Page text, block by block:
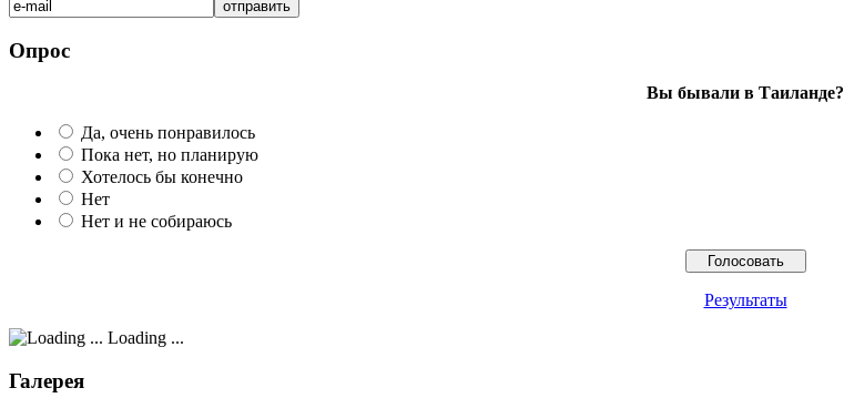
Опрос
Вы бывали в Таиланде?
Да, очень понравилось
Пока нет, но планирую
Хотелось бы конечно
Нет
Нет и не собираюсь
Результаты
Loading ...
Галерея